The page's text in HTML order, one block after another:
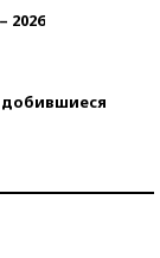
2026